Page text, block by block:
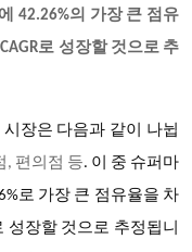
42.26%의 가장 큰 점유
로 성장할 것으로 추
시장은 다음과 같이 나뉩
, 편의점 등. 이 중 슈퍼마
로 가장 큰 점유율을 차
성장할 것으로 추정됩니